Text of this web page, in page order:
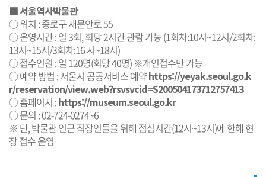
■ 서울역사박물관
○ 위치 : 종로구 새문안로 55
○ 운영시간 : 일 3회, 회당 2시간 관람 가능 (1회차:10시~12시/2회차:
13시~15시/3회차:16 시~18시)
○ 접수인원 : 일 120명(회당 40명) ※개인접수만 가능
○ 예약 방법 : 서울시 공공서비스 예약https://yeyak.seoul.go.k
r/reservation/view.web?rsvsvcid=S200504173712757413
○ 홈페이지 :https://museum.seoul.go.kr
○ 문의 : 02-724-0274~6
※ 단, 박물관 인근 직장인들을 위해 점심시간(12시~13시)에 한해 현
장 접수 운영